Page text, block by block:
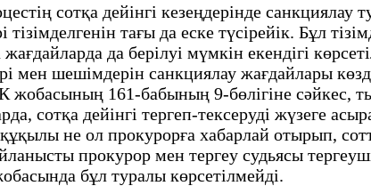
сотқа дейінгі кезеңдерінде санкциялау
тағы да еске түсірейік. Бұл
жағдайларда да берілуі мүмкін екендігі
мен шешімдерін санкциялау жағдайлары
жобасының 161-бабының 9-бөлігіне
сотқа дейінгі тергеп-тексеруді жүзеге
не ол прокурорға хабарлай отырып,
прокурор мен тергеу судьясы
бұл туралы көрсетілмейді.